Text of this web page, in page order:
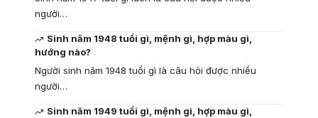
người…
Sinh năm 1948 tuổi gì, mệnh gì, hợp màu gì,
hướng nào?
Người sinh năm 1948 tuổi gì là câu hỏi được nhiều
người…
Sinh năm 1949 tuổi gì, mệnh gì, hợp màu gì,